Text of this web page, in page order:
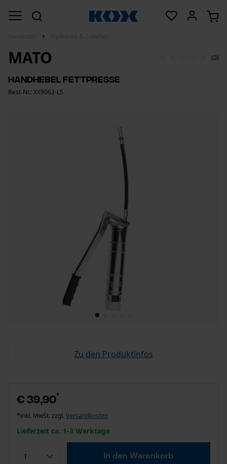
MATO (0)
Handhebel Fettpresse
Best-Nr.: XX9062-LS
Zu den Produktinfos
€ 39,90*
*inkl. MwSt. zzgl. Versandkosten
Lieferzeit ca. 1-3 Werktage
In den Warenkorb